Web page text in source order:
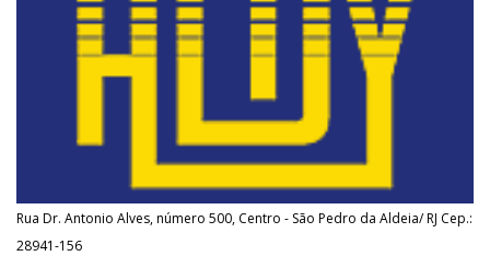
Rua Dr. Antonio Alves, número 500, Centro - São Pedro da Aldeia/ RJ Cep.:
28941-156